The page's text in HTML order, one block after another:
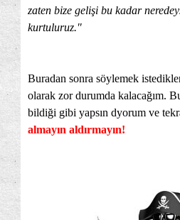
zaten bize gelişi bu kadar
kurtuluruz."
Buradan sonra söylemek
olarak zor durumda kalacağım.
bildiği gibi yapsın dyorum ve
almayın aldırmayın!